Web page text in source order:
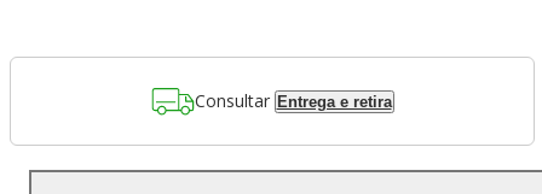
Consultar Entrega e retira